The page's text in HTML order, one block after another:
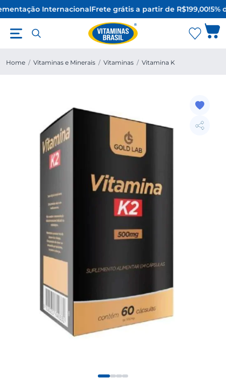
InternacionalFrete grátis a partir de R$199,00!5%
Home / Vitaminas e Minerais / Vitaminas / Vitamina K